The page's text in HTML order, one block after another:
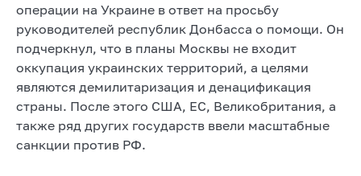
операции на Украине в ответ на просьбу
руководителей республик Донбасса о помощи. Он
подчеркнул, что в планы Москвы не входит
оккупация украинских территорий, а целями
являются демилитаризация и денацификация
страны. После этого США, ЕС, Великобритания, а
также ряд других государств ввели масштабные
санкции против РФ.